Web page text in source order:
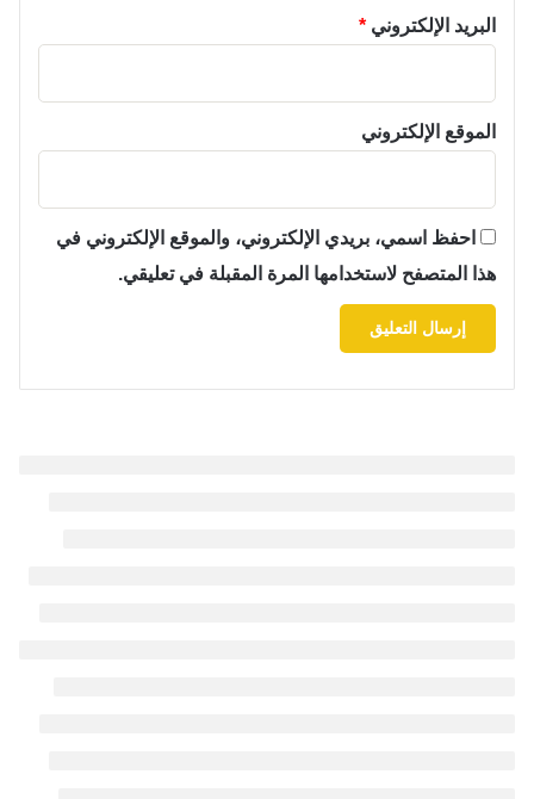
البريد الإلكتروني *
الموقع الإلكتروني
احفظ اسمي، بريدي الإلكتروني، والموقع الإلكتروني في
هذا المتصفح لاستخدامها المرة المقبلة في تعليقي.